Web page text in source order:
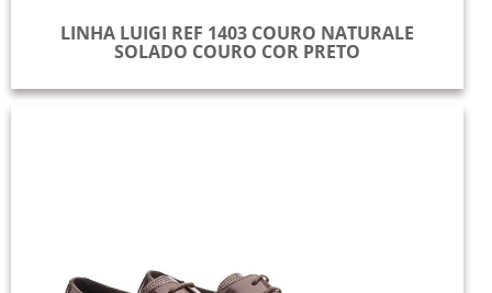
LINHA LUIGI REF 1403 COURO NATURALE
SOLADO COURO COR PRETO